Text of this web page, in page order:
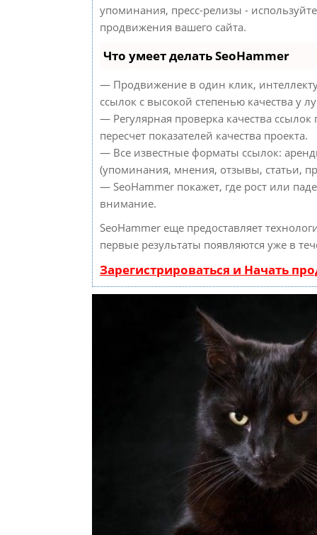
упоминания, пресс-релизы -
продвижения вашего сайта.
Что умеет делать SeoHammer
— Продвижение в один клик,
ссылок с высокой степенью качества у
— Регулярная проверка качества
пересчет показателей качества проекта.
— Все известные форматы ссылок:
(упоминания, мнения, отзывы, статьи,
— SeoHammer покажет, где рост или
внимание.
SeoHammer еще предоставляет
первые результаты появляются уже в
Зарегистрироваться и Начать